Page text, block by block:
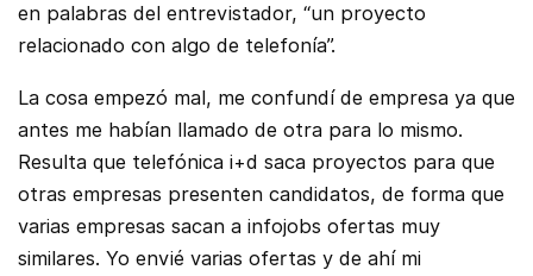
en palabras del entrevistador, “un proyecto
relacionado con algo de telefonía”.
La cosa empezó mal, me confundí de empresa ya que
antes me habían llamado de otra para lo mismo.
Resulta que telefónica i+d saca proyectos para que
otras empresas presenten candidatos, de forma que
varias empresas sacan a infojobs ofertas muy
similares. Yo envié varias ofertas y de ahí mi